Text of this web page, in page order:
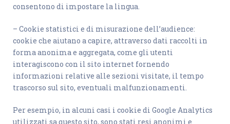
consentono di impostare la lingua.
– Cookie statistici e di misurazione dell’audience:
cookie che aiutano a capire, attraverso dati raccolti in
forma anonima e aggregata, come gli utenti
interagiscono con il sito internet fornendo
informazioni relative alle sezioni visitate, il tempo
trascorso sul sito, eventuali malfunzionamenti.
Per esempio, in alcuni casi i cookie di Google Analytics
utilizzati sa questo sito, sono stati resi anonimi e